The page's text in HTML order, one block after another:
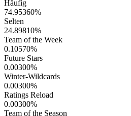
Häufig
74.95360%
Selten
24.89810%
Team of the Week
0.10570%
Future Stars
0.00300%
Winter-Wildcards
0.00300%
Ratings Reload
0.00300%
Team of the Season